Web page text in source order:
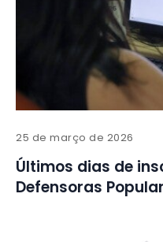
25 de março de 2026
Últimos dias de
Defensoras